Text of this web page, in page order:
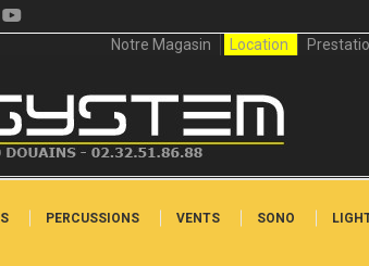
Notre Magasin
Location
PERCUSSIONS VENTS SONO